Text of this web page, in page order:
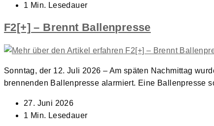
veröffentlicht:
Lesedauer:
1 Min. Lesedauer
F2[+] – Brennt Ballenpresse
Sonntag, der 12. Juli 2026 – Am späten Nachmittag
brennenden Ballenpresse alarmiert. Eine Ballenpresse
Beitrag
veröffentlicht:
27. Juni 2026
Lesedauer:
1 Min. Lesedauer